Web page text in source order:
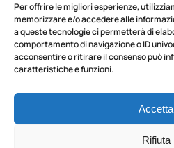
Per offrire le migliori esperienze,
memorizzare e/o accedere alle
a queste tecnologie ci permetterà di
comportamento di navigazione o ID
acconsentire o ritirare il consenso può
caratteristiche e funzioni.
Accetta
Rifiuta
Trasferimento
da
Napoli
alla
Costiera
con
4 ORE